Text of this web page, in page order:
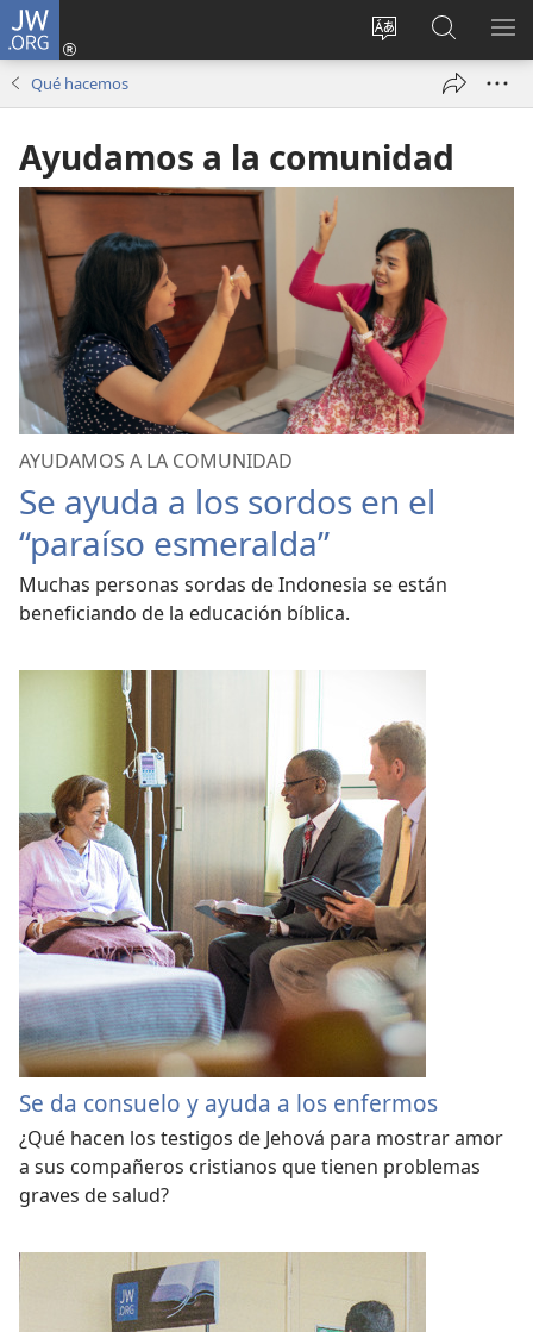
JW.ORG
Cambiar
del sitio
Iniciar
sesión
ventana)
en
jw.org
Qué hacemos
Ayudamos a la comunidad
AYUDAMOS A LA COMUNIDAD
Se ayuda a los sordos en el
“paraíso esmeralda”
Muchas personas sordas de Indonesia se están
beneficiando de la educación bíblica.
Se da consuelo y ayuda a los enfermos
¿Qué hacen los testigos de Jehová para mostrar amor
a sus compañeros cristianos que tienen problemas
graves de salud?